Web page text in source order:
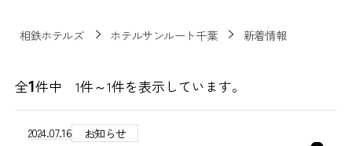
相鉄ホテルズ ホテルサンルート千葉 新着情報
全1件中 1件～1件を表示しています。
2024.07.16
お知らせ